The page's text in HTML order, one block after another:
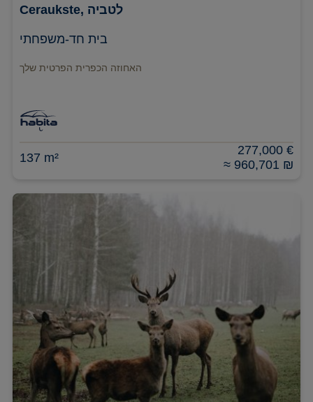
Ceraukste, לטביה
בית חד-משפחתי
האחוזה הכפרית הפרטית שלך
137 m²
277,000 €
≈ 960,701 ₪